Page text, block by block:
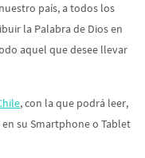
país, a todos los
la Palabra de Dios en
aquel que desee llevar
, con la que podrá leer,
su Smartphone o Tablet